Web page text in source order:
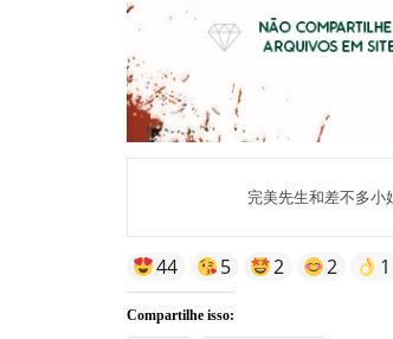
完美先生和差不
44 5 2 2 1
Compartilhe isso: